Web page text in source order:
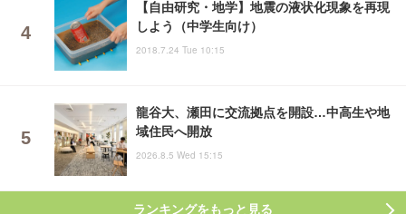
【自由研究・地学】地震の液状化現象を再現
しよう（中学生向け）
2018.7.24 Tue 10:15
龍谷大、瀬田に交流拠点を開設…中高生や地
域住民へ開放
2026.8.5 Wed 15:15
ランキングをもっと見る